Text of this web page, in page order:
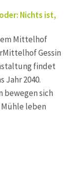
Nichts ist,
Mittelhof
Gessin
findet
Jahr 2040.
bewegen sich
Mühle leben